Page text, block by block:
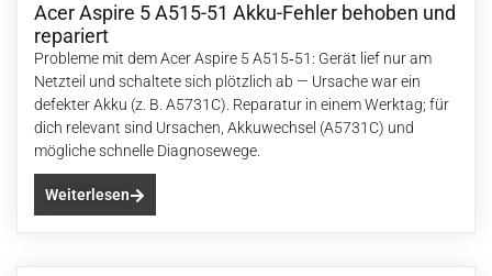
Acer Aspire 5 A515-51 Akku-Fehler behoben und
repariert
Probleme mit dem Acer Aspire 5 A515‑51: Gerät lief nur am
Netzteil und schaltete sich plötzlich ab — Ursache war ein
defekter Akku (z. B. A5731C). Reparatur in einem Werktag; für
dich relevant sind Ursachen, Akkuwechsel (A5731C) und
mögliche schnelle Diagnosewege.
Weiterlesen